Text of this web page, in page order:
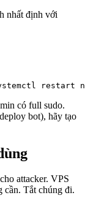
nhất định với
systemctl
có full sudo.
bot), hãy tạo
attacker. VPS
cần. Tắt chúng đi.